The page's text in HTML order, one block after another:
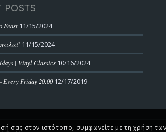
POSTS
Feast 11/15/2024
11/15/2024
| Vinyl Classics 10/16/2024
Every Friday 20:00 12/17/2019
σας στον ιστότοπο, συμφωνείτε με τη χρήση